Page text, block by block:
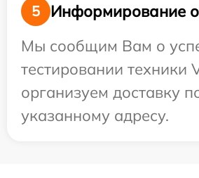
5
Информирование о
Мы сообщим Вам о
тестировании техники
организуем доставку
указанному адресу.